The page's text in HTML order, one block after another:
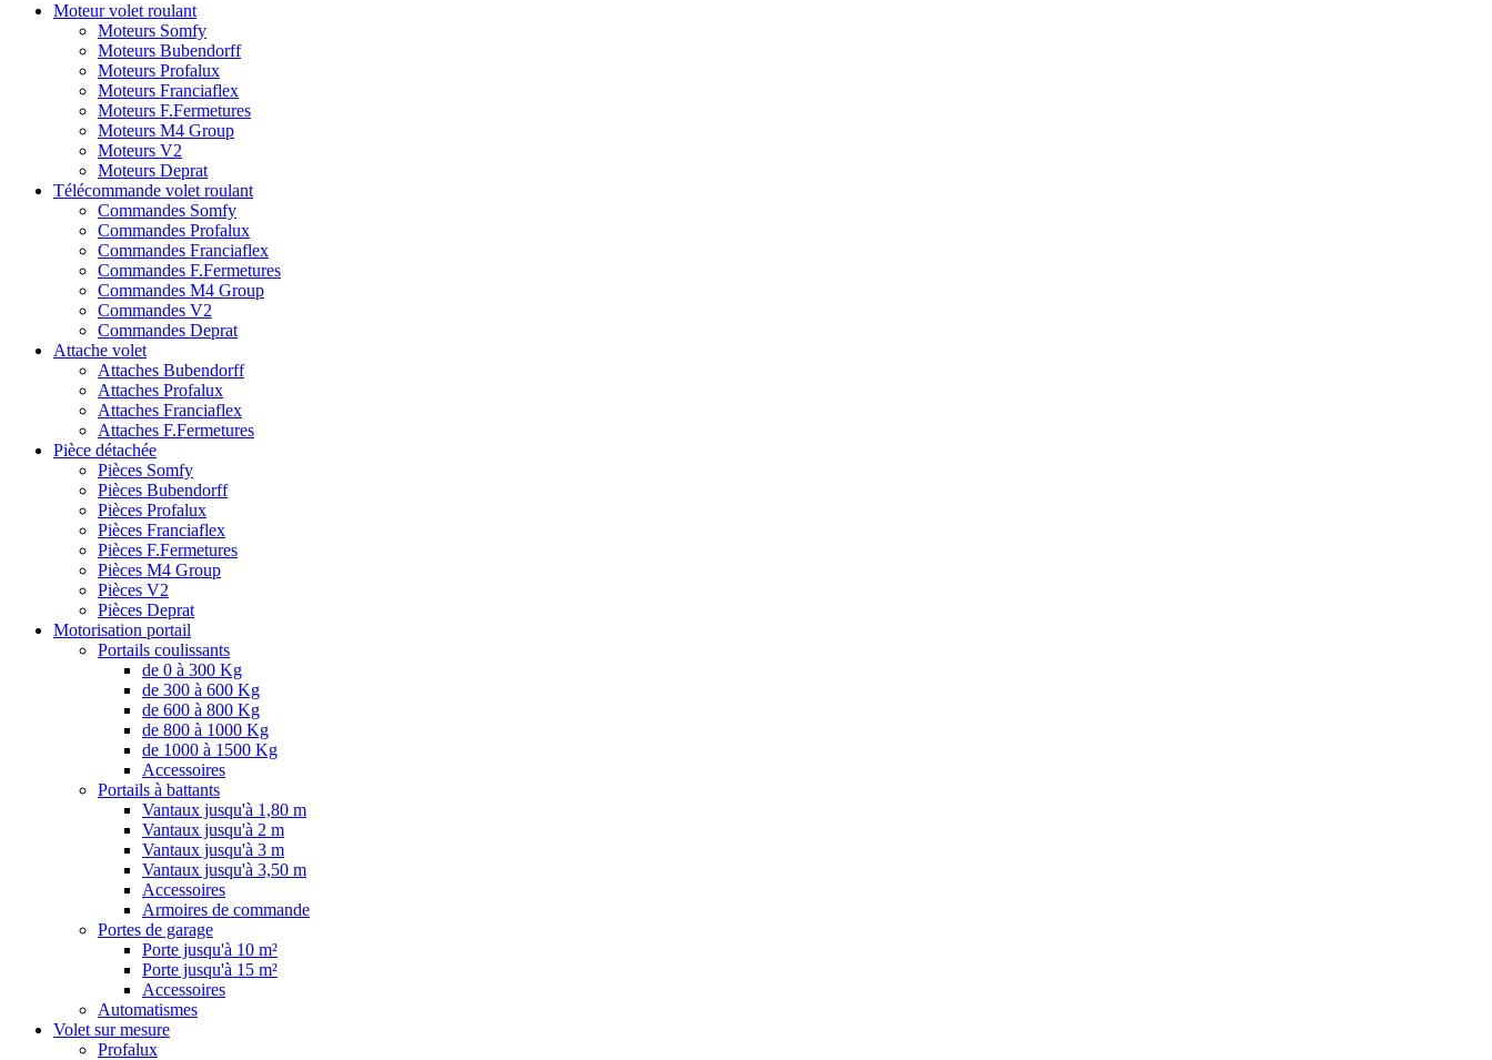
Moteur volet roulant
Moteurs Somfy
Moteurs Bubendorff
Moteurs Profalux
Moteurs Franciaflex
Moteurs F.Fermetures
Moteurs M4 Group
Moteurs V2
Moteurs Deprat
Télécommande volet roulant
Commandes Somfy
Commandes Profalux
Commandes Franciaflex
Commandes F.Fermetures
Commandes M4 Group
Commandes V2
Commandes Deprat
Attache volet
Attaches Bubendorff
Attaches Profalux
Attaches Franciaflex
Attaches F.Fermetures
Pièce détachée
Pièces Somfy
Pièces Bubendorff
Pièces Profalux
Pièces Franciaflex
Pièces F.Fermetures
Pièces M4 Group
Pièces V2
Pièces Deprat
Motorisation portail
Portails coulissants
de 0 à 300 Kg
de 300 à 600 Kg
de 600 à 800 Kg
de 800 à 1000 Kg
de 1000 à 1500 Kg
Accessoires
Portails à battants
Vantaux jusqu'à 1,80 m
Vantaux jusqu'à 2 m
Vantaux jusqu'à 3 m
Vantaux jusqu'à 3,50 m
Accessoires
Armoires de commande
Portes de garage
Porte jusqu'à 10 m²
Porte jusqu'à 15 m²
Accessoires
Automatismes
Volet sur mesure
Profalux